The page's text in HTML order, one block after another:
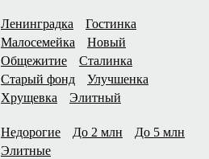
Ленинградка
Гостинка
Малосемейка
Новый
Общежитие
Сталинка
Старый фонд
Улучшенка
Хрущевка
Элитный
Недорогие До 2 млн
До 5 млн
Элитные